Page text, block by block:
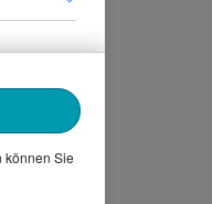
können Sie